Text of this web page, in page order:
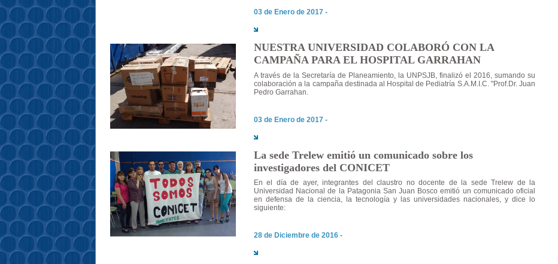
03 de Enero de 2017 -
NUESTRA UNIVERSIDAD COLABORÓ CON LA
CAMPAÑA PARA EL HOSPITAL GARRAHAN
A través de la Secretaría de Planeamiento, la UNPSJB, finalizó el 2016, sumando su
colaboración a la campaña destinada al Hospital de Pediatría S.A.M.I.C. "Prof.Dr. Juan
Pedro Garrahan.
03 de Enero de 2017 -
La sede Trelew emitió un comunicado sobre los
investigadores del CONICET
En el día de ayer, integrantes del claustro no docente de la sede Trelew de la
Universidad Nacional de la Patagonia San Juan Bosco emitió un comunicado oficial
en defensa de la ciencia, la tecnología y las universidades nacionales, y dice lo
siguiente:
28 de Diciembre de 2016 -